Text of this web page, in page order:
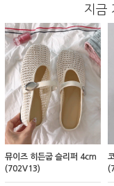
지금
뮤이즈 히든굽 슬리퍼 4cm
(702V13)